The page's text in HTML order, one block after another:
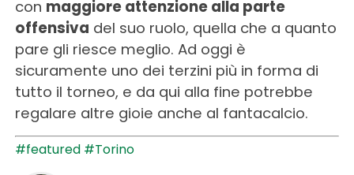
con maggiore attenzione alla parte
offensiva del suo ruolo, quella che a quanto
pare gli riesce meglio. Ad oggi è
sicuramente uno dei terzini più in forma di
tutto il torneo, e da qui alla fine potrebbe
regalare altre gioie anche al fantacalcio.
#featured #Torino